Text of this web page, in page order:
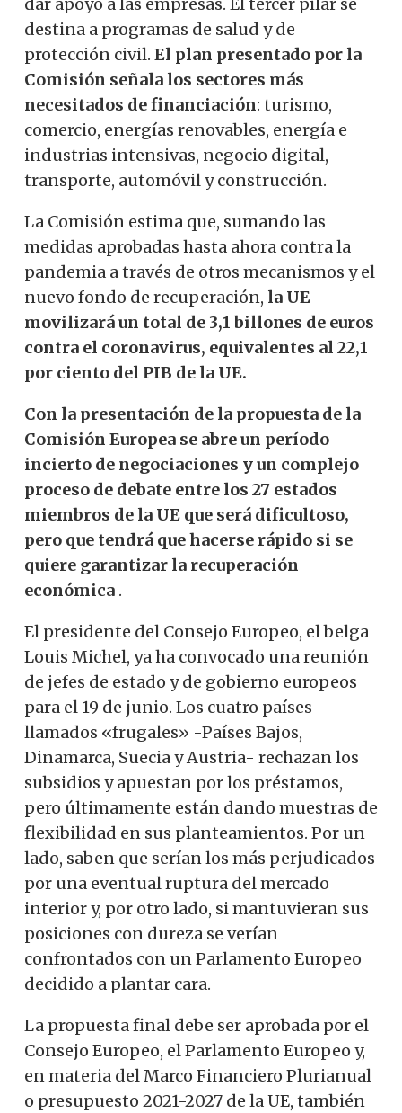
dar apoyo a las empresas. El tercer pilar se
destina a programas de salud y de
protección civil. El plan presentado por la
Comisión señala los sectores más
necesitados de financiación: turismo,
comercio, energías renovables, energía e
industrias intensivas, negocio digital,
transporte, automóvil y construcción.
La Comisión estima que, sumando las
medidas aprobadas hasta ahora contra la
pandemia a través de otros mecanismos y el
nuevo fondo de recuperación, la UE
movilizará un total de 3,1 billones de euros
contra el coronavirus, equivalentes al 22,1
por ciento del PIB de la UE.
Con la presentación de la propuesta de la
Comisión Europea se abre un período
incierto de negociaciones y un complejo
proceso de debate entre los 27 estados
miembros de la UE que será dificultoso,
pero que tendrá que hacerse rápido si se
quiere garantizar la recuperación
económica .
El presidente del Consejo Europeo, el belga
Louis Michel, ya ha convocado una reunión
de jefes de estado y de gobierno europeos
para el 19 de junio. Los cuatro países
llamados «frugales» -Países Bajos,
Dinamarca, Suecia y Austria- rechazan los
subsidios y apuestan por los préstamos,
pero últimamente están dando muestras de
flexibilidad en sus planteamientos. Por un
lado, saben que serían los más perjudicados
por una eventual ruptura del mercado
interior y, por otro lado, si mantuvieran sus
posiciones con dureza se verían
confrontados con un Parlamento Europeo
decidido a plantar cara.
La propuesta final debe ser aprobada por el
Consejo Europeo, el Parlamento Europeo y,
en materia del Marco Financiero Plurianual
o presupuesto 2021-2027 de la UE, también